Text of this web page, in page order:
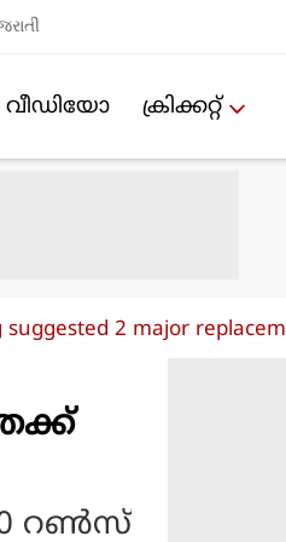
വീഡിയോ ക്രിക്കറ്റ്‌
2 major
റണ്‍സ്